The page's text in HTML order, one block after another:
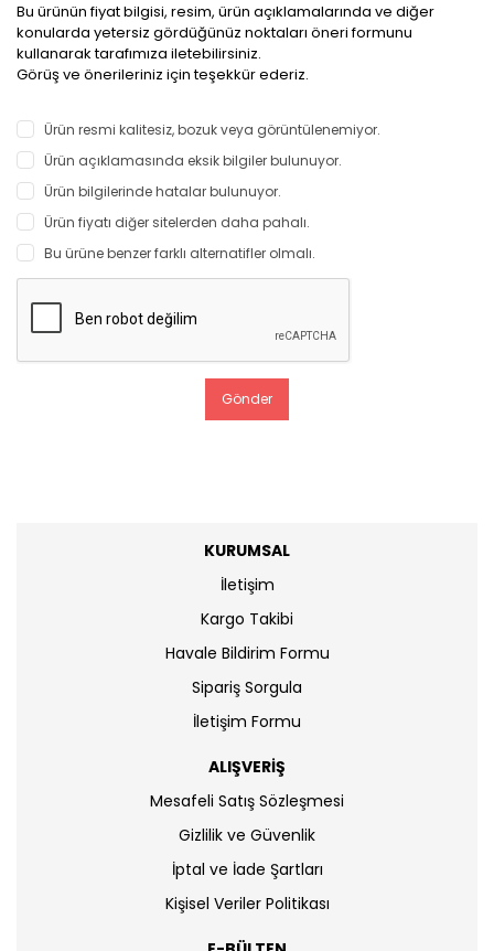
Bu ürünün fiyat bilgisi, resim, ürün açıklamalarında ve diğer
konularda yetersiz gördüğünüz noktaları öneri formunu
kullanarak tarafımıza iletebilirsiniz.
Görüş ve önerileriniz için teşekkür ederiz.
Ürün resmi kalitesiz, bozuk veya görüntülenemiyor.
Ürün açıklamasında eksik bilgiler bulunuyor.
Ürün bilgilerinde hatalar bulunuyor.
Ürün fiyatı diğer sitelerden daha pahalı.
Bu ürüne benzer farklı alternatifler olmalı.
Gönder
KURUMSAL
İletişim
Kargo Takibi
Havale Bildirim Formu
Sipariş Sorgula
İletişim Formu
ALIŞVERİŞ
Mesafeli Satış Sözleşmesi
Gizlilik ve Güvenlik
İptal ve İade Şartları
Kişisel Veriler Politikası